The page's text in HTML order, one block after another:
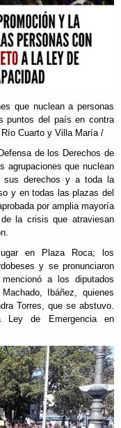
que nuclean a personas
puntos del país en contra
Cuarto y Villa María /
de los Derechos de
agrupaciones que nuclean
sus derechos y a toda la
y en todas las plazas del
por amplia mayoría
la crisis que atraviesan
en Plaza Roca; los
y se pronunciaron
a los diputados
Ibáñez, quienes
Torres, que se abstuvo.
Ley de Emergencia en